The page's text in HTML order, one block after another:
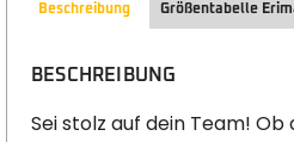
Beschreibung Größentabelle
BESCHREIBUNG
Sei stolz auf dein Team!